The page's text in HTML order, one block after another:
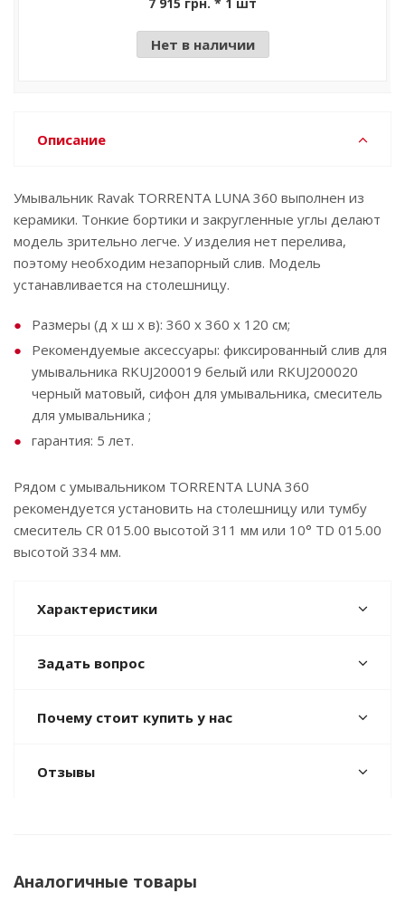
Нет в наличии
Описание
Умывальник Ravak TORRENTA LUNA 360 выполнен из
керамики. Тонкие бортики и закругленные углы делают
модель зрительно легче. У изделия нет перелива,
поэтому необходим незапорный слив. Модель
устанавливается на столешницу.
Размеры (д x ш x в): 360 x 360 x 120 см;
Рекомендуемые аксессуары: фиксированный слив для
умывальника RKUJ200019 белый или RKUJ200020
черный матовый, сифон для умывальника, смеситель
для умывальника ;
гарантия: 5 лет.
Рядом с умывальником TORRENTA LUNA 360
рекомендуется установить на столешницу или тумбу
смеситель CR 015.00 высотой 311 мм или 10° TD 015.00
высотой 334 мм.
Характеристики
Задать вопрос
Почему стоит купить у нас
Отзывы
Аналогичные товары